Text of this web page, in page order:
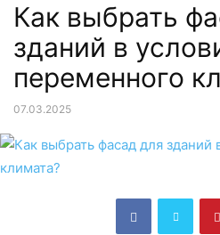
Как выбрать
зданий в
переменного
07.03.2025